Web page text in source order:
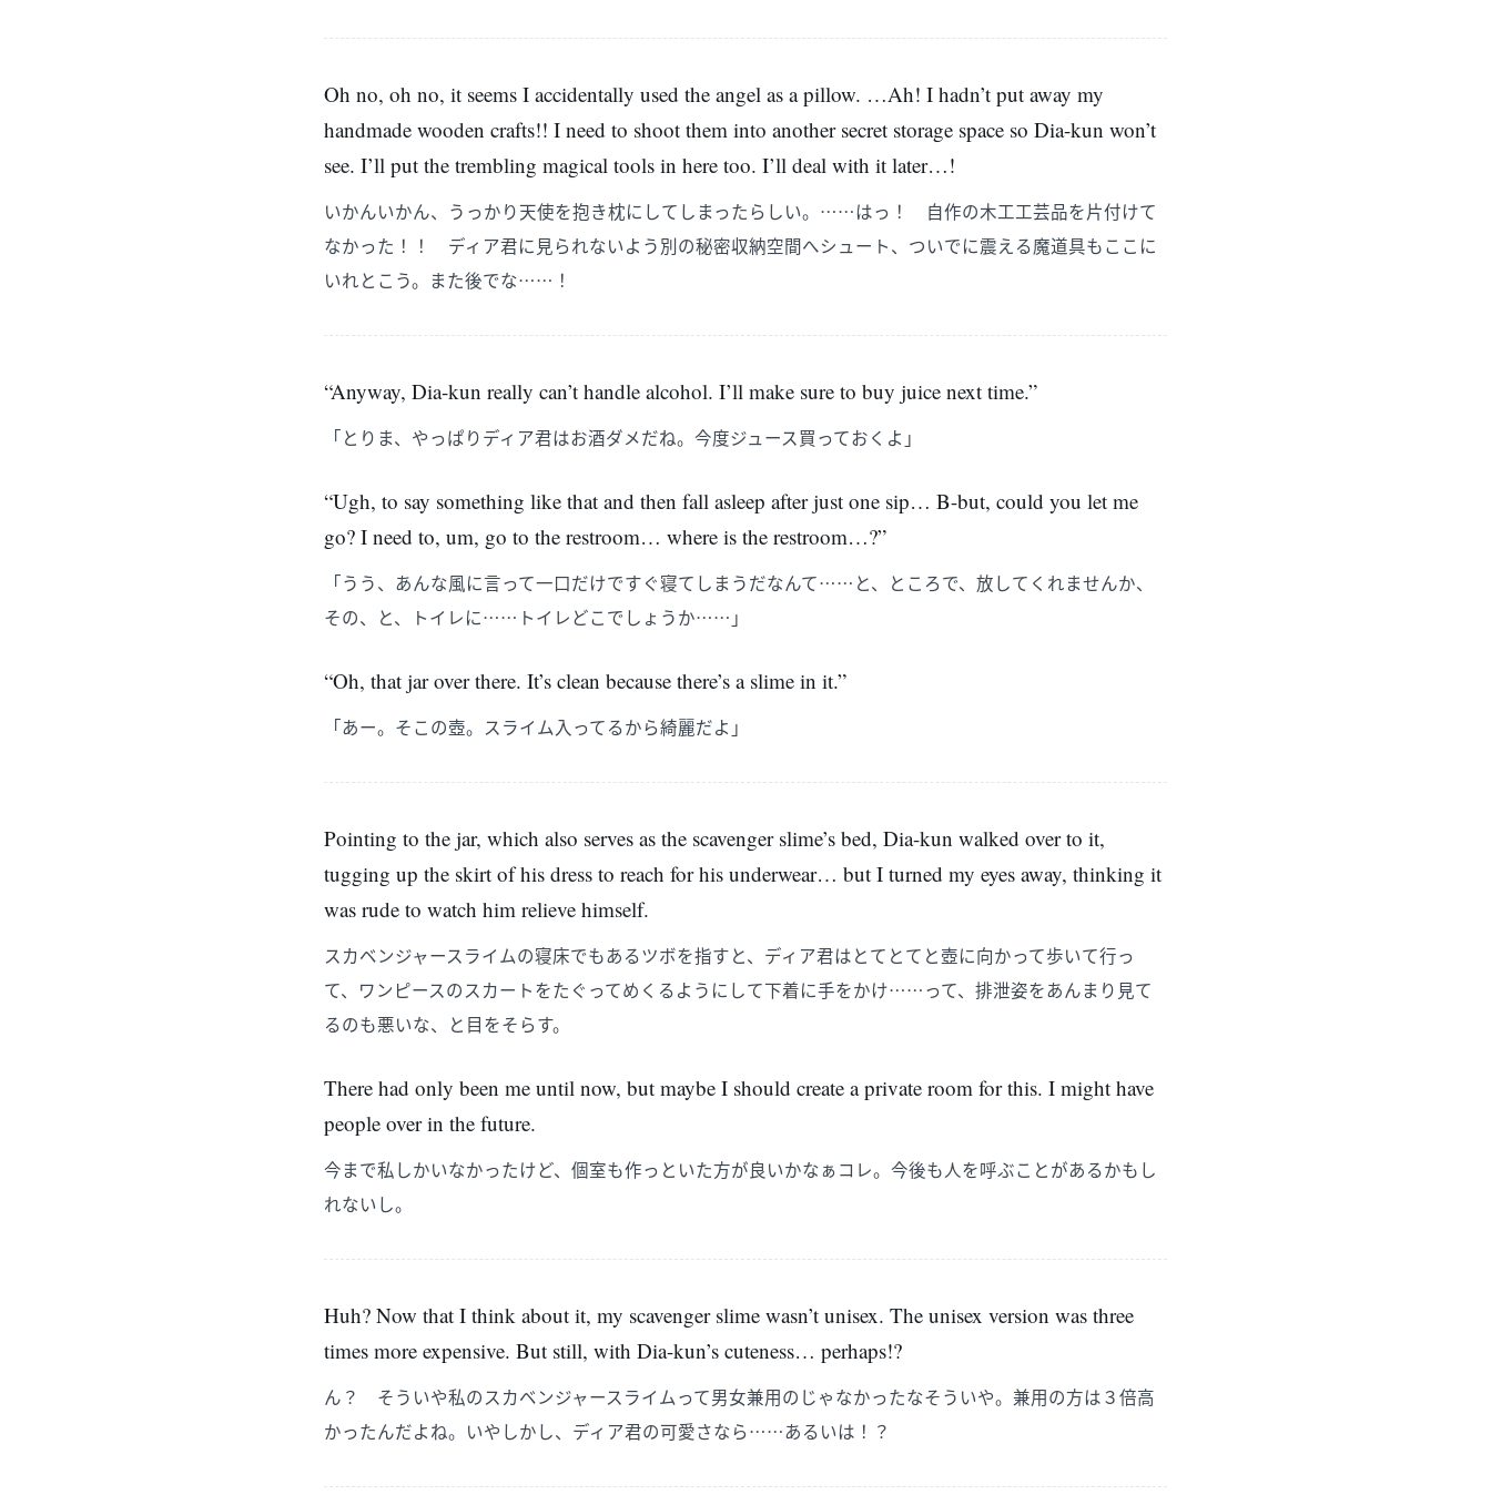
Oh no, oh no, it seems I accidentally used the angel as a pillow. …Ah! I hadn’t put away my
handmade wooden crafts!! I need to shoot them into another secret storage space so Dia-kun won’t
see. I’ll put the trembling magical tools in here too. I’ll deal with it later…!
いかんいかん、うっかり天使を抱き枕にしてしまったらしい。……はっ！ 自作の木工工芸品を片付けて
なかった！！ ディア君に見られないよう別の秘密収納空間へシュート、ついでに震える魔道具もここに
いれとこう。また後でな……！
“Anyway, Dia-kun really can’t handle alcohol. I’ll make sure to buy juice next time.”
「とりま、やっぱりディア君はお酒ダメだね。今度ジュース買っておくよ」
“Ugh, to say something like that and then fall asleep after just one sip… B-but, could you let me
go? I need to, um, go to the restroom… where is the restroom…?”
「うう、あんな風に言って一口だけですぐ寝てしまうだなんて……と、ところで、放してくれませんか、
その、と、トイレに……トイレどこでしょうか……」
“Oh, that jar over there. It’s clean because there’s a slime in it.”
「あー。そこの壺。スライム入ってるから綺麗だよ」
Pointing to the jar, which also serves as the scavenger slime’s bed, Dia-kun walked over to it,
tugging up the skirt of his dress to reach for his underwear… but I turned my eyes away, thinking it
was rude to watch him relieve himself.
スカベンジャースライムの寝床でもあるツボを指すと、ディア君はとてとてと壺に向かって歩いて行っ
て、ワンピースのスカートをたぐってめくるようにして下着に手をかけ……って、排泄姿をあんまり見て
るのも悪いな、と目をそらす。
There had only been me until now, but maybe I should create a private room for this. I might have
people over in the future.
今まで私しかいなかったけど、個室も作っといた方が良いかなぁコレ。今後も人を呼ぶことがあるかもし
れないし。
Huh? Now that I think about it, my scavenger slime wasn’t unisex. The unisex version was three
times more expensive. But still, with Dia-kun’s cuteness… perhaps!?
ん？ そういや私のスカベンジャースライムって男女兼用のじゃなかったなそういや。兼用の方は３倍高
かったんだよね。いやしかし、ディア君の可愛さなら……あるいは！？